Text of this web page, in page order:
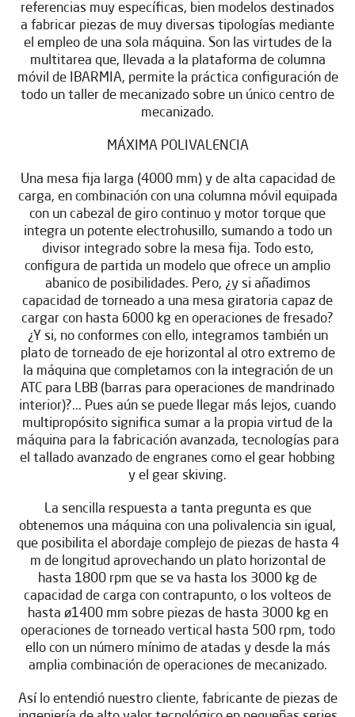
referencias muy específicas, bien modelos destinados
a fabricar piezas de muy diversas tipologías mediante
el empleo de una sola máquina. Son las virtudes de la
multitarea que, llevada a la plataforma de columna
móvil de IBARMIA, permite la práctica configuración de
todo un taller de mecanizado sobre un único centro de
mecanizado.
MÁXIMA POLIVALENCIA
Una mesa fija larga (4000 mm) y de alta capacidad de
carga, en combinación con una columna móvil equipada
con un cabezal de giro continuo y motor torque que
integra un potente electrohusillo, sumando a todo un
divisor integrado sobre la mesa fija. Todo esto,
configura de partida un modelo que ofrece un amplio
abanico de posibilidades. Pero, ¿y si añadimos
capacidad de torneado a una mesa giratoria capaz de
cargar con hasta 6000 kg en operaciones de fresado?
¿Y si, no conformes con ello, integramos también un
plato de torneado de eje horizontal al otro extremo de
la máquina que completamos con la integración de un
ATC para LBB (barras para operaciones de mandrinado
interior)?... Pues aún se puede llegar más lejos, cuando
multipropósito significa sumar a la propia virtud de la
máquina para la fabricación avanzada, tecnologías para
el tallado avanzado de engranes como el gear hobbing
y el gear skiving.
La sencilla respuesta a tanta pregunta es que
obtenemos una máquina con una polivalencia sin igual,
que posibilita el abordaje complejo de piezas de hasta 4
m de longitud aprovechando un plato horizontal de
hasta 1800 rpm que se va hasta los 3000 kg de
capacidad de carga con contrapunto, o los volteos de
hasta ø1400 mm sobre piezas de hasta 3000 kg en
operaciones de torneado vertical hasta 500 rpm, todo
ello con un número mínimo de atadas y desde la más
amplia combinación de operaciones de mecanizado.
Así lo entendió nuestro cliente, fabricante de piezas de